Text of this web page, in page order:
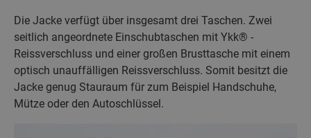
Die Jacke verfügt über insgesamt drei Taschen. Zwei
seitlich angeordnete Einschubtaschen mit Ykk® -
Reissverschluss und einer großen Brusttasche mit einem
optisch unauffälligen Reissverschluss. Somit besitzt die
Jacke genug Stauraum für zum Beispiel Handschuhe,
Mütze oder den Autoschlüssel.